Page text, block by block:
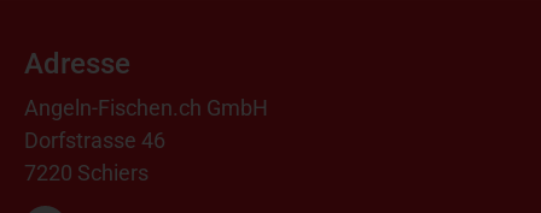
Adresse
Angeln-Fischen.ch GmbH
Dorfstrasse 46
7220 Schiers